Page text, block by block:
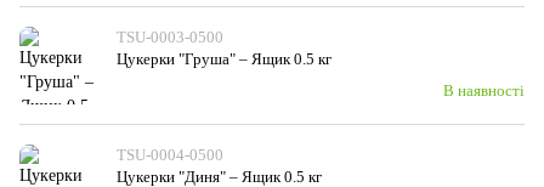
TSU-0003-0500
Цукерки "Груша" – Ящик 0.5 кг
В наявності
TSU-0004-0500
Цукерки "Диня" – Ящик 0.5 кг